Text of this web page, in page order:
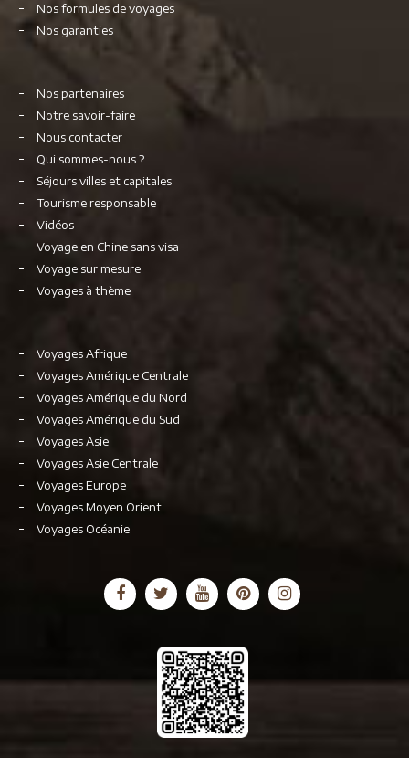
Nos formules de voyages
Nos garanties
Nos partenaires
Notre savoir-faire
Nous contacter
Qui sommes-nous ?
Séjours villes et capitales
Tourisme responsable
Vidéos
Voyage en Chine sans visa
Voyage sur mesure
Voyages à thème
Voyages Afrique
Voyages Amérique Centrale
Voyages Amérique du Nord
Voyages Amérique du Sud
Voyages Asie
Voyages Asie Centrale
Voyages Europe
Voyages Moyen Orient
Voyages Océanie